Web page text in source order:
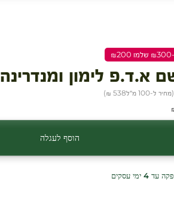
א.ד.פ לימון ומנדרינה
(מחיר ל-100 מ״ל 538 ₪
)
הוסף לעגלה
4 ימי עסקים